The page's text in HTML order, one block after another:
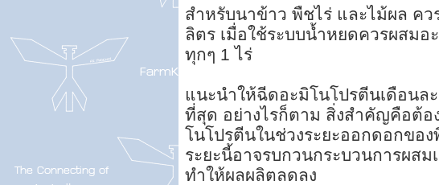
สำหรับนาข้าว พืชไร่ และไม้ผล ค
ลิตร เมื่อใช้ระบบน้ำหยดควรผสม
ทุกๆ 1 ไร่
แนะนำให้ฉีดอะมิโนโปรตีนเดือนล
ที่สุด อย่างไรก็ตาม สิ่งสำคัญคือต้อ
โนโปรตีนในช่วงระยะออกดอกขอ
ระยะนี้อาจรบกวนกระบวนการผส
ทำให้ผลผลิตลดลง